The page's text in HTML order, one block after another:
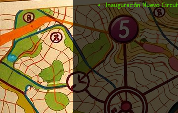
Inauguración Nuevo